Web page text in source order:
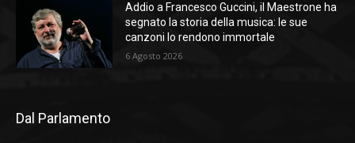
Addio a Francesco Guccini, il Maestrone ha
segnato la storia della musica: le sue
canzoni lo rendono immortale
6 Agosto 2026
Dal Parlamento